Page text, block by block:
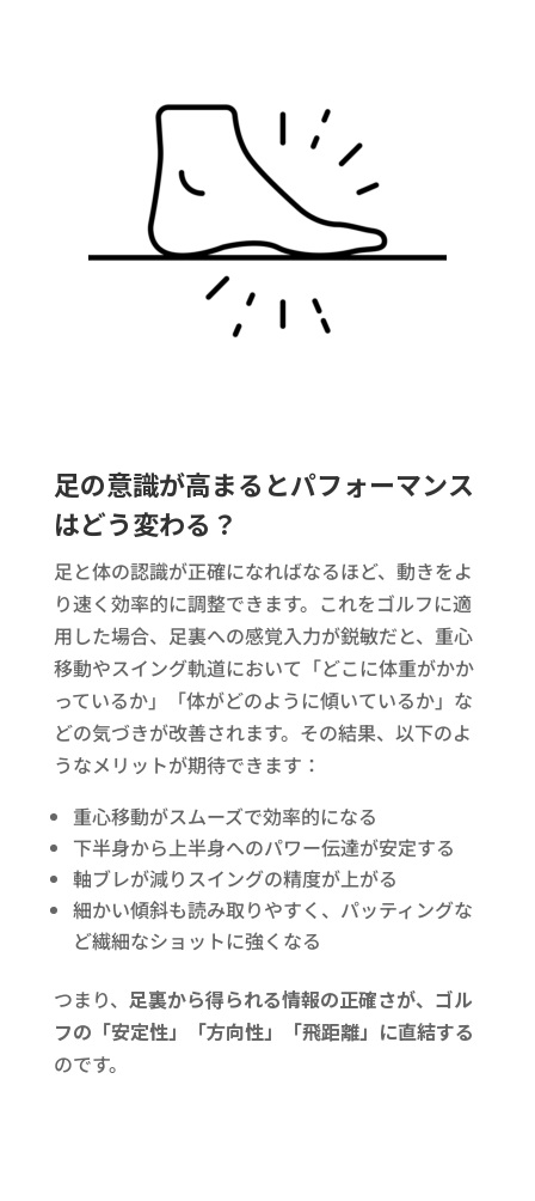
足の意識が高まるとパフォーマンス
はどう変わる？
足と体の認識が正確になればなるほど、動きをよ
り速く効率的に調整できます。これをゴルフに適
用した場合、足裏への感覚入力が鋭敏だと、重心
移動やスイング軌道において「どこに体重がかか
っているか」「体がどのように傾いているか」な
どの気づきが改善されます。その結果、以下のよ
うなメリットが期待できます：
重心移動がスムーズで効率的になる
下半身から上半身へのパワー伝達が安定する
軸ブレが減りスイングの精度が上がる
細かい傾斜も読み取りやすく、パッティングな
ど繊細なショットに強くなる
つまり、 足裏から得られる情報の正確さが、ゴル
フの「安定性」「方向性」「飛距離」に直結する
のです。